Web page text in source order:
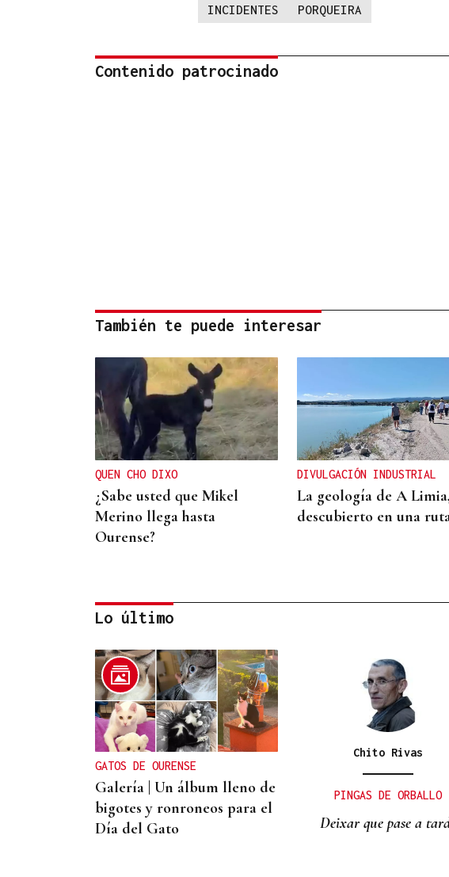
INCIDENTES
PORQUEIRA
Contenido patrocinado
También te puede interesar
QUEN CHO DIXO
¿Sabe usted que Mikel
Merino llega hasta
Ourense?
DIVULGACIÓN INDUSTRIAL
La geología de A
descubierto en una
CONTROL DE POBOACIÓN
A Limia, “zona cero” para o
censo das aves galegas
Lo último
GATOS DE OURENSE
Galería | Un álbum lleno de
bigotes y ronroneos para el
Día del Gato
Chito Rivas
PINGAS DE ORBALLO
Deixar que pase a